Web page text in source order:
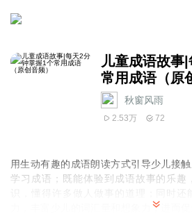
儿童成语故事
常用成语（原
秋窗风雨_
2.53万 72
用生动有趣的成语朗读方式引导少儿接
学习成语；既能体验到成语故事的乐趣
力，丰富少儿的词汇量和想象力，进而